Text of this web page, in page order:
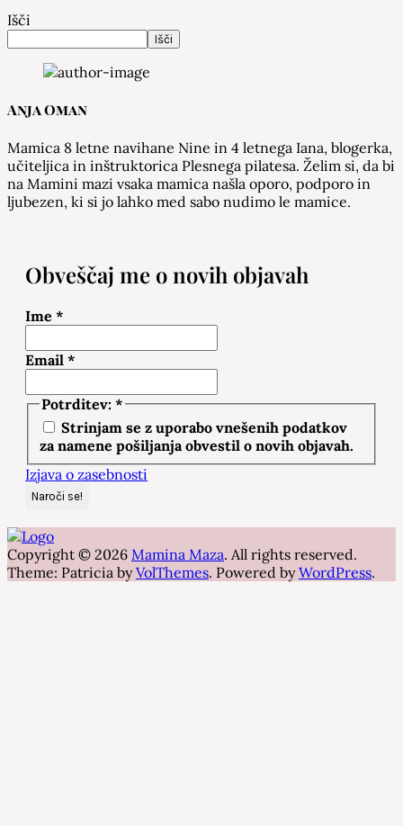
Išči
Išči
Anja Oman
Mamica 8 letne navihane Nine in 4 letnega Iana, blogerka,
učiteljica in inštruktorica Plesnega pilatesa. Želim si, da bi
na Mamini mazi vsaka mamica našla oporo, podporo in
ljubezen, ki si jo lahko med sabo nudimo le mamice.
Obveščaj me o novih objavah
Ime *
Email *
Potrditev: *
Strinjam se z uporabo vnešenih podatkov
za namene pošiljanja obvestil o novih objavah.
Izjava o zasebnosti
Copyright © 2026 Mamina Maza. All rights reserved.
Theme: Patricia byVolThemes. Powered byWordPress.